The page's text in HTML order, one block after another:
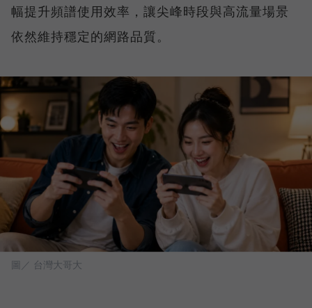
幅提升頻譜使用效率，讓尖峰時段與高流量場景
依然維持穩定的網路品質。
圖／ 台灣大哥大